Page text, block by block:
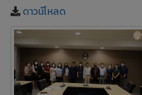
ดาวน์โหลด